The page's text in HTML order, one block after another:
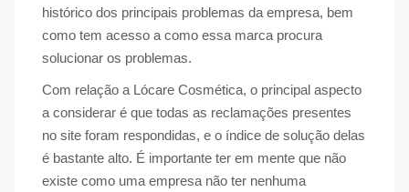
histórico dos principais problemas da empresa, bem
como tem acesso a como essa marca procura
solucionar os problemas.
Com relação a Lócare Cosmética, o principal aspecto
a considerar é que todas as reclamações presentes
no site foram respondidas, e o índice de solução delas
é bastante alto. É importante ter em mente que não
existe como uma empresa não ter nenhuma